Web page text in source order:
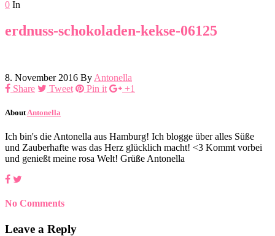
0 In
erdnuss-schokoladen-kekse-06125
8. November 2016 By Antonella
Share
Tweet Pin it +1
About Antonella
Ich bin's die Antonella aus Hamburg! Ich blogge über alles Süße
und Zauberhafte was das Herz glücklich macht! <3 Kommt vorbei
und genießt meine rosa Welt! Grüße Antonella
No Comments
Leave a Reply